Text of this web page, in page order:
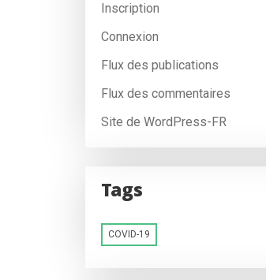
Inscription
Connexion
Flux des publications
Flux des commentaires
Site de WordPress-FR
Tags
COVID-19